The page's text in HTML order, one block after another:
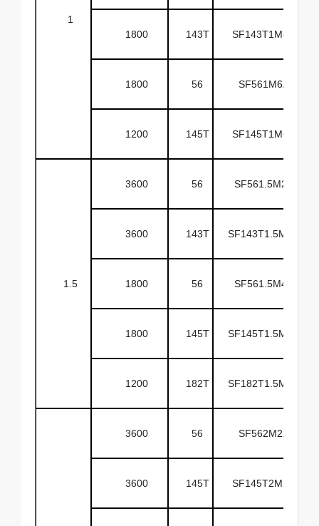
1
1800
143T
SF143T1M4A
1800 56
SF561M6A
1200 145T
SF145T1M6A
1.5
3600 56
SF561.5M2A
3600 143T
SF143T1.5M2A
1800 56
SF561.5M4A
1800 145T
SF145T1.5M4A
1200 182T
SF182T1.5M6A
3600 56
SF562M2A
3600 145T
SF145T2M2A